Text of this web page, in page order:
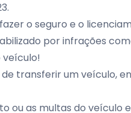
o seguro e o
por infrações
transferir um veículo,
ou as multas do veículo